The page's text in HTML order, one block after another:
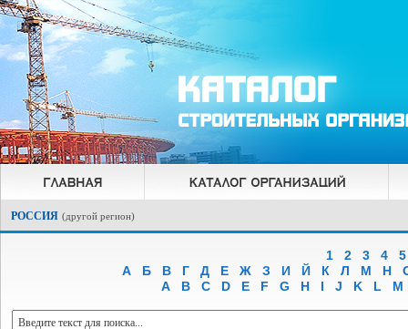
РОССИЯ (другой регион)
1 2 3 4
5
А
Б В Г Д Е Ж З И Й К Л М Н
A
B C D E F G H I J K L M